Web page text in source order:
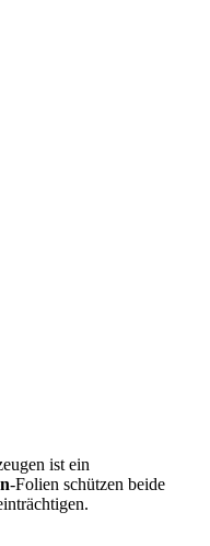
ist ein
-Folien schützen beide